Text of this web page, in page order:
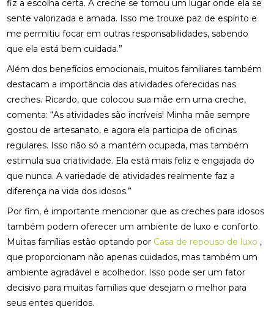
fiz a escolha certa. A creche se tornou um lugar onde ela se
sente valorizada e amada. Isso me trouxe paz de espírito e
me permitiu focar em outras responsabilidades, sabendo
que ela está bem cuidada.”
Além dos benefícios emocionais, muitos familiares também
destacam a importância das atividades oferecidas nas
creches. Ricardo, que colocou sua mãe em uma creche,
comenta: “As atividades são incríveis! Minha mãe sempre
gostou de artesanato, e agora ela participa de oficinas
regulares. Isso não só a mantém ocupada, mas também
estimula sua criatividade. Ela está mais feliz e engajada do
que nunca. A variedade de atividades realmente faz a
diferença na vida dos idosos.”
Por fim, é importante mencionar que as creches para idosos
também podem oferecer um ambiente de luxo e conforto.
Muitas famílias estão optando por Casa de repouso de luxo ,
que proporcionam não apenas cuidados, mas também um
ambiente agradável e acolhedor. Isso pode ser um fator
decisivo para muitas famílias que desejam o melhor para
seus entes queridos.